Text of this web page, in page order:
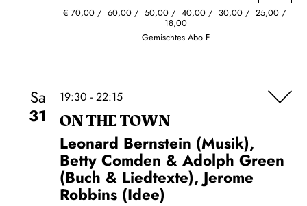
€ 70,00 60,00 50,00 40,00 30,00 25,00
18,00
Gemischtes Abo F
Sa
31
19:30 - 22:15
ON THE TOWN
Leonard Bernstein (Musik),
Betty Comden & Adolph Green
(Buch & Liedtexte), Jerome
Robbins (Idee)